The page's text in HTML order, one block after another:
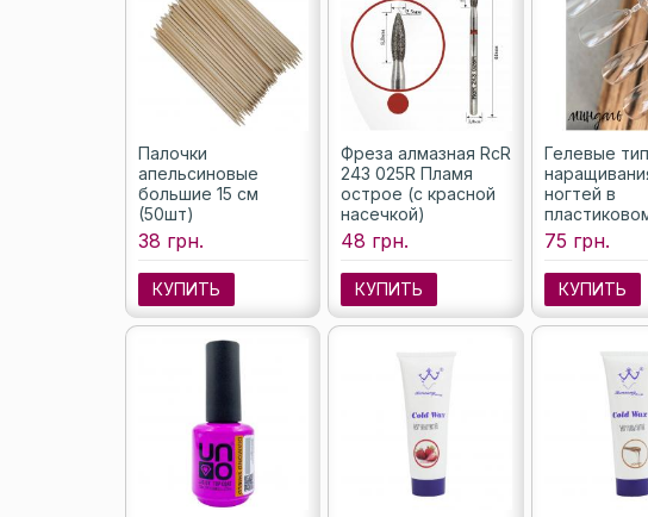
Палочки
апельсиновые
большие 15 см
(50шт)
38 грн.
КУПИТЬ
Фреза алмазная RcR
243 025R Пламя
острое (с красной
насечкой)
48 грн.
КУПИТЬ
Гелевые
ногтей в
контейнере
(Миндаль),
75 грн.
КУПИТЬ